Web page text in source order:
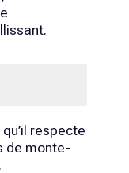
respecte
de monte-